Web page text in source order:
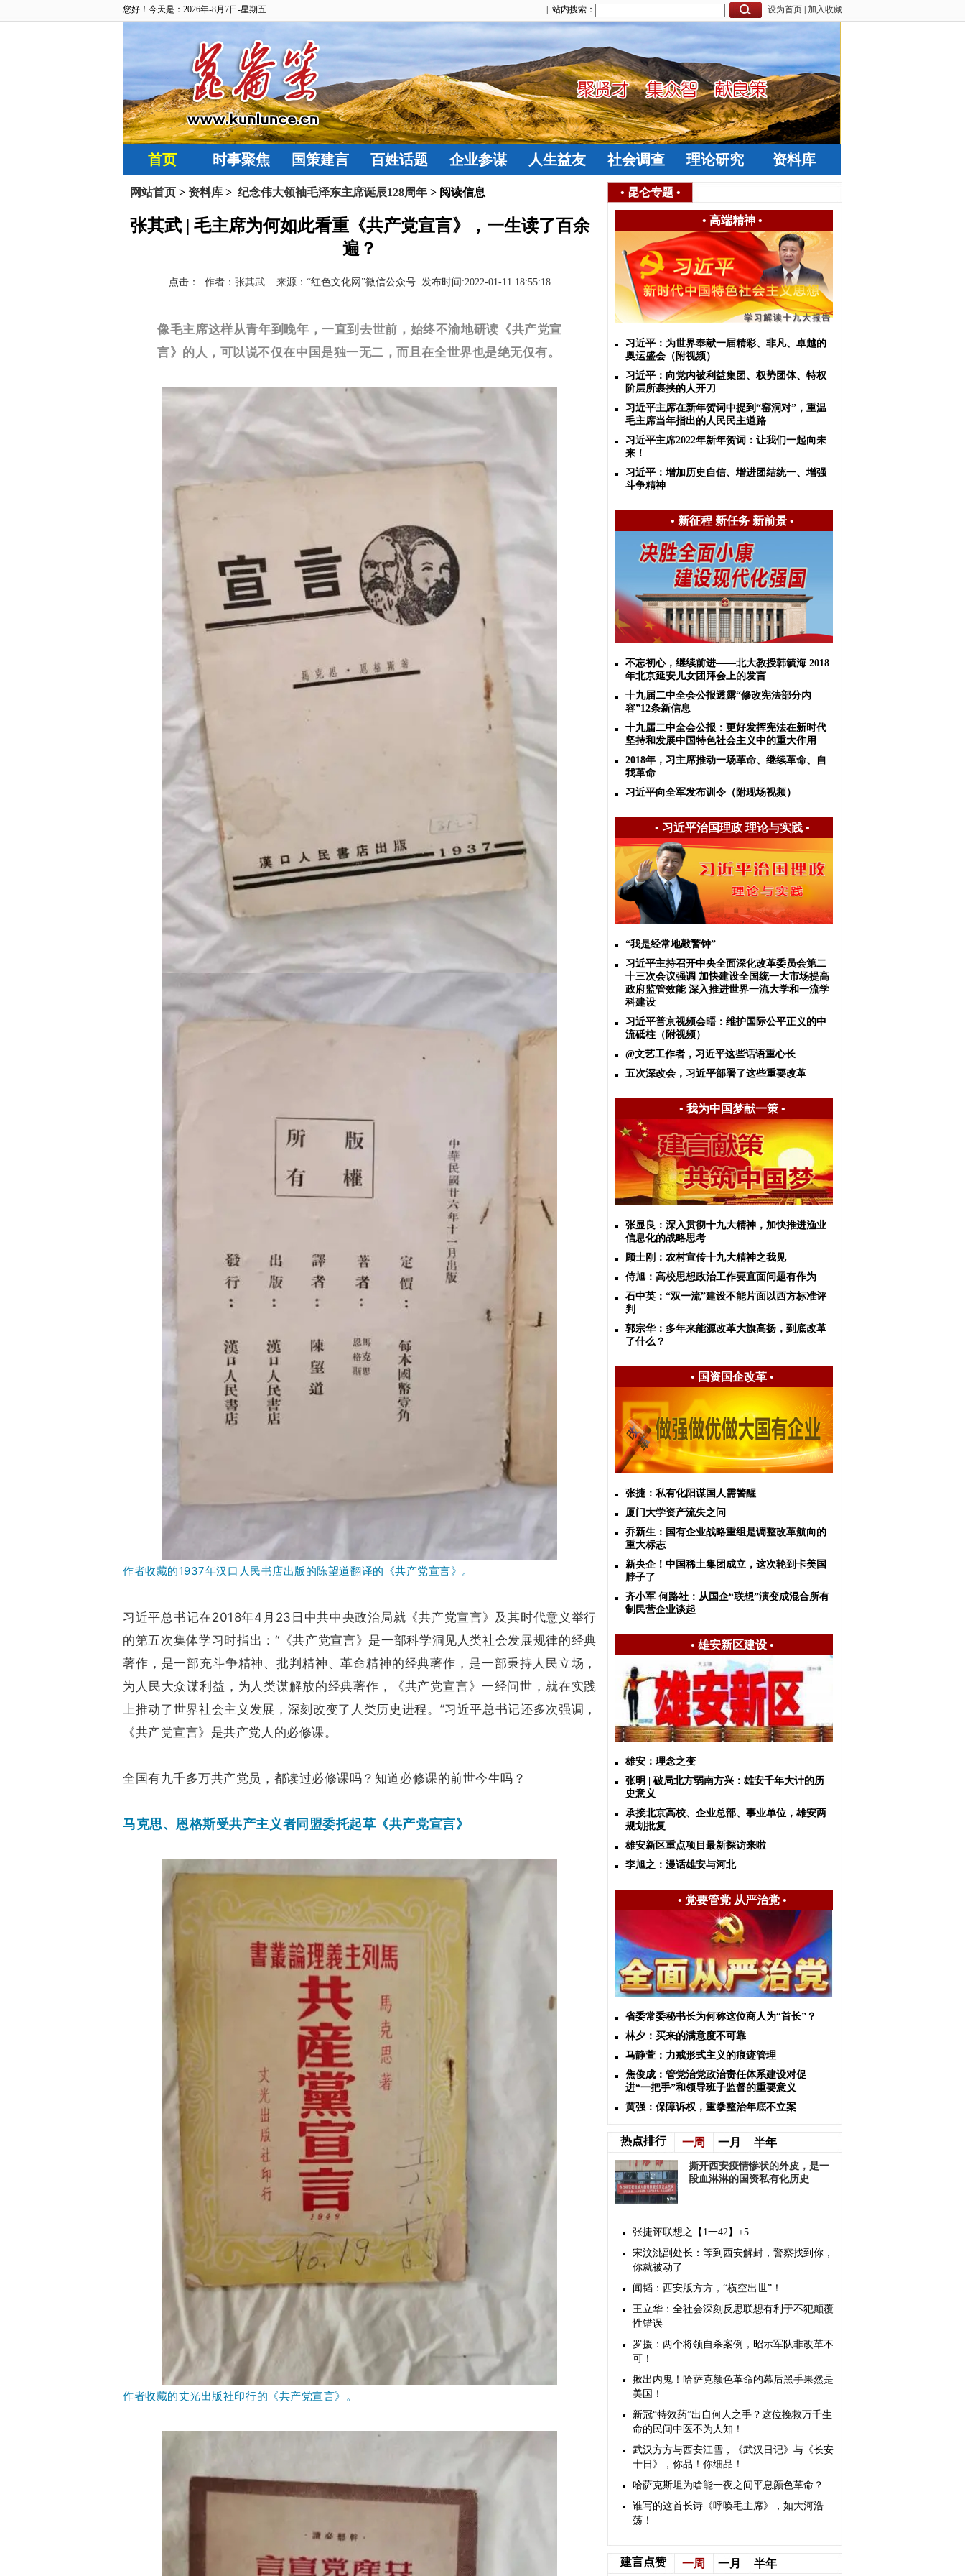
您好！今天是：2026年-8月7日-星期五 设为首页 加入收藏
| 站内搜索：
首页 时事聚焦 国策建言 百姓话题 企业参谋 人生益友 社会调查 理论研究 资料库
网站首页 > 资料库 > 纪念伟大领袖毛泽东主席诞辰128周年 > 阅读信息
张其武 | 毛主席为何如此看重《共产党宣言》，一生读了百余
遍？
点击： 作者：张其武 来源：“红色文化网”微信公众号 发布时间:2022-01-11 18:55:18
像毛主席这样从青年到晚年，一直到去世前，始终不渝地研读《共产党宣
言》的人，可以说不仅在中国是独一无二，而且在全世界也是绝无仅有。
作者收藏的1937年汉口人民书店出版的陈望道翻译的《共产党宣言》。
习近平总书记在2018年4月23日中共中央政治局就《共产党宣言》及其时代意义举行
的第五次集体学习时指出：“《共产党宣言》是一部科学洞见人类社会发展规律的经典
著作，是一部充斗争精神、批判精神、革命精神的经典著作，是一部秉持人民立场，
为人民大众谋利益，为人类谋解放的经典著作，《共产党宣言》一经问世，就在实践
上推动了世界社会主义发展，深刻改变了人类历史进程。”习近平总书记还多次强调，
《共产党宣言》是共产党人的必修课。
全国有九千多万共产党员，都读过必修课吗？知道必修课的前世今生吗？
马克思、恩格斯受共产主义者同盟委托起草《共产党宣言》
作者收藏的丈光出版社印行的《共产党宣言》。
• 昆仑专题 •
• 高端精神•
习近平：为世界奉献一届精彩、非凡、卓越的
奥运盛会（附视频）
习近平：向党内被利益集团、权势团体、特权
阶层所裹挟的人开刀
习近平主席在新年贺词中提到“窑洞对”，重温
毛主席当年指出的人民民主道路
习近平主席2022年新年贺词：让我们一起向未
来！
习近平：增加历史自信、增进团结统一、增强
斗争精神
• 新征程 新任务 新前景•
不忘初心，继续前进——北大教授韩毓海 2018
年北京延安儿女团拜会上的发言
十九届二中全会公报透露“修改宪法部分内
容”12条新信息
十九届二中全会公报：更好发挥宪法在新时代
坚持和发展中国特色社会主义中的重大作用
2018年，习主席推动一场革命、继续革命、自
我革命
习近平向全军发布训令（附现场视频）
• 习近平治国理政 理论与实践•
“我是经常地敲警钟”
习近平主持召开中央全面深化改革委员会第二
十三次会议强调 加快建设全国统一大市场提高
政府监管效能 深入推进世界一流大学和一流学
科建设
习近平普京视频会晤：维护国际公平正义的中
流砥柱（附视频）
@文艺工作者，习近平这些话语重心长
五次深改会，习近平部署了这些重要改革
• 我为中国梦献一策•
张显良：深入贯彻十九大精神，加快推进渔业
信息化的战略思考
顾士刚：农村宣传十九大精神之我见
侍旭：高校思想政治工作要直面问题有作为
石中英：“双一流”建设不能片面以西方标准评
判
郭宗华：多年来能源改革大旗高扬，到底改革
了什么？
• 国资国企改革•
张捷：私有化阳谋国人需警醒
​厦门大学资产流失之问
乔新生：国有企业战略重组是调整改革航向的
重大标志
新央企！中国稀土集团成立，这次轮到卡美国
脖子了
齐小军 何路社：从国企“联想”演变成混合所有
制民营企业谈起
• 雄安新区建设•
雄安：理念之变
张明 | 破局北方弱南方兴：雄安千年大计的历
史意义
承接北京高校、企业总部、事业单位，雄安两
规划批复
雄安新区重点项目最新探访来啦
李旭之：漫话雄安与河北
• 党要管党 从严治党•
省委常委秘书长为何称这位商人为“首长”？
林夕：买来的满意度不可靠
马静萱：力戒形式主义的痕迹管理
焦俊成：管党治党政治责任体系建设对促
进“一把手”和领导班子监督的重要意义
黄强：保障诉权，重拳整治年底不立案
热点排行 一周 一月 半年
撕开西安疫情惨状的外皮，是一
段血淋淋的国资私有化历史
张捷评联想之【1一42】+5
宋汶洮副处长：等到西安解封，警察找到你，
你就被动了
闻韬：西安版方方，“横空出世”！
王立华：全社会深刻反思联想有利于不犯颠覆
性错误
罗援：两个将领自杀案例，昭示军队非改革不
可！
揪出内鬼！哈萨克颜色革命的幕后黑手果然是
美国！
新冠“特效药”出自何人之手？这位挽救万千生
命的民间中医不为人知！
武汉方方与西安江雪，《武汉日记》与《长安
十日》，你品！你细品！
哈萨克斯坦为啥能一夜之间平息颜色革命？
谁写的这首长诗《呼唤毛主席》，如大河浩
荡！
建言点赞 一周 一月 半年